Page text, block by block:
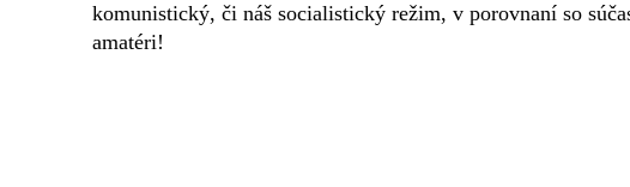
komunistický, či náš socialistický režim, v porovnaní so
amatéri!